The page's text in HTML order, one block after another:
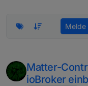
Melde
Matter-
ioBroker